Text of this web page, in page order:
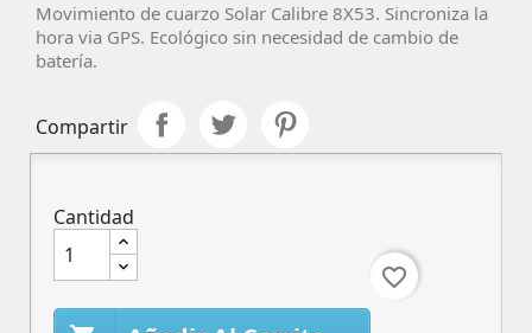
Movimiento de cuarzo Solar Calibre 8X53. Sincroniza la
hora via GPS. Ecológico sin necesidad de cambio de
batería.
Compartir
Cantidad
favorite_border